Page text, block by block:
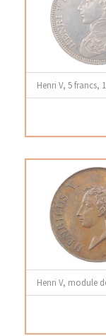
Henri V, 5 francs,
Henri V, module